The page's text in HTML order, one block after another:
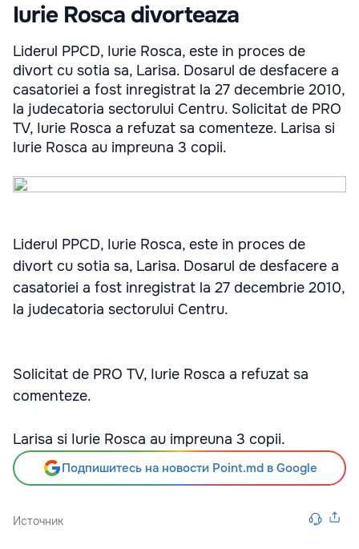
Iurie Rosca divorteaza
Liderul PPCD, Iurie Rosca, este in proces de
divort cu sotia sa, Larisa. Dosarul de desfacere a
casatoriei a fost inregistrat la 27 decembrie 2010,
la judecatoria sectorului Centru. Solicitat de PRO
TV, Iurie Rosca a refuzat sa comenteze. Larisa si
Iurie Rosca au impreuna 3 copii.
Liderul PPCD, Iurie Rosca, este in proces de
divort cu sotia sa, Larisa. Dosarul de desfacere a
casatoriei a fost inregistrat la 27 decembrie 2010,
la judecatoria sectorului Centru.
Solicitat de PRO TV, Iurie Rosca a refuzat sa
comenteze.
Larisa si Iurie Rosca au impreuna 3 copii.
Подпишитесь на новости Point.md в Google
Источник